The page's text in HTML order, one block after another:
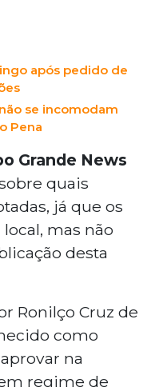
após pedido de
se incomodam
Pena
Grande News
quais
já que os
mas não
desta
Ronilço Cruz de
como
na
regime de